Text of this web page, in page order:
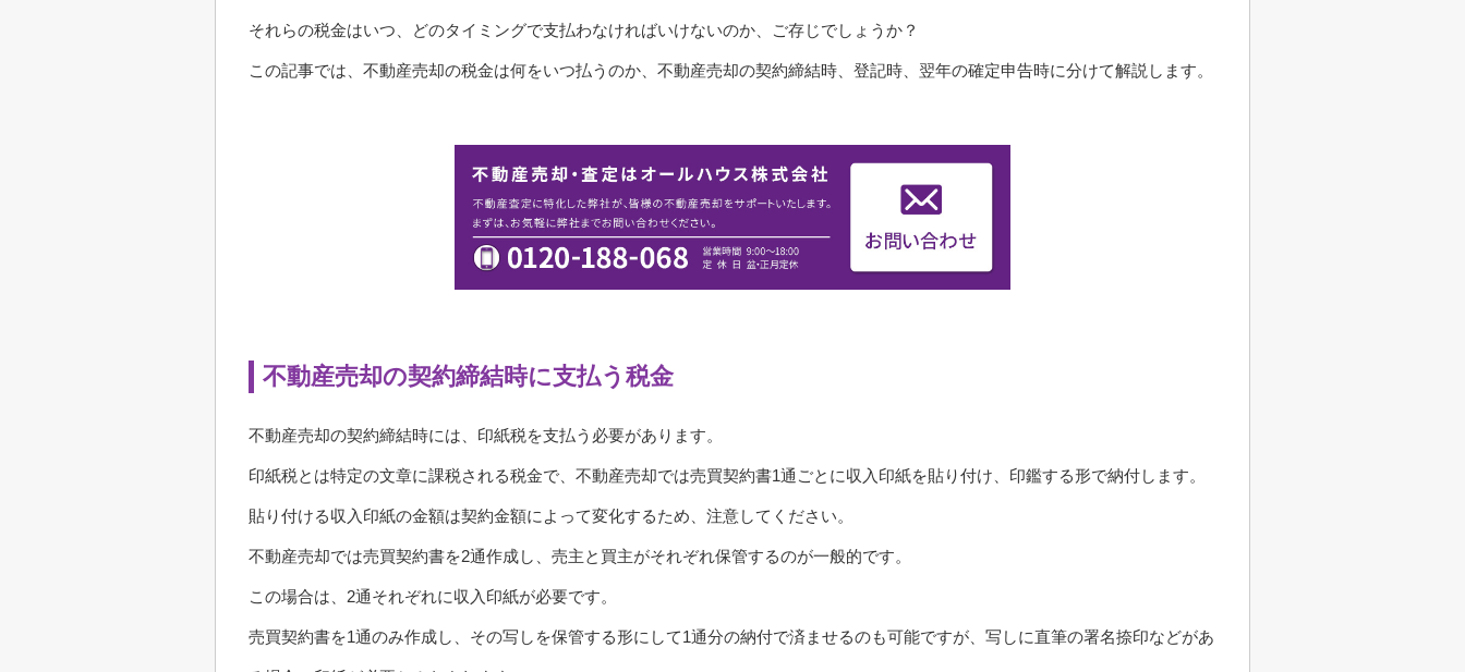
それらの税金はいつ、どのタイミングで支払わなければいけないのか、ご存じでしょうか？
この記事では、不動産売却の税金は何をいつ払うのか、不動産売却の契約締結時、登記時、翌年の確定申告時に分けて解説します。
不動産売却の契約締結時に支払う税金
不動産売却の契約締結時には、印紙税を支払う必要があります。
印紙税とは特定の文章に課税される税金で、不動産売却では売買契約書1通ごとに収入印紙を貼り付け、印鑑する形で納付します。
貼り付ける収入印紙の金額は契約金額によって変化するため、注意してください。
不動産売却では売買契約書を2通作成し、売主と買主がそれぞれ保管するのが一般的です。
この場合は、2通それぞれに収入印紙が必要です。
売買契約書を1通のみ作成し、その写しを保管する形にして1通分の納付で済ませるのも可能ですが、写しに直筆の署名捺印などがあ